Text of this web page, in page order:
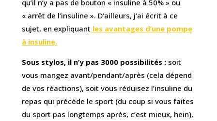
qu’il n’y a pas de bouton « insuline à 50% » ou
« arrêt de l’insuline ». D’ailleurs, j’ai écrit à ce
sujet, en expliquant les avantages d’une pompe
à insuline.
Sous stylos, il n’y pas 3000 possibilités : soit
vous mangez avant/pendant/après (cela dépend
de vos réactions), soit vous réduisez l’insuline du
repas qui précède le sport (du coup si vous faites
du sport pas longtemps après, c’est mieux, hein),